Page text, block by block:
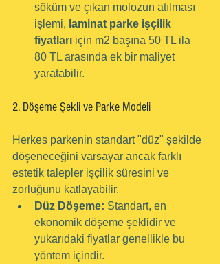
söküm ve çıkan molozun atılması
işlemi, laminat parke işçilik
fiyatları için m2 başına 50 TL ila
80 TL arasında ek bir maliyet
yaratabilir.
2. Döşeme Şekli ve Parke Modeli
Herkes parkenin standart "düz" şekilde
döşeneceğini varsayar ancak farklı
estetik talepler işçilik süresini ve
zorluğunu katlayabilir.
Düz Döşeme: Standart, en
ekonomik döşeme şeklidir ve
yukarıdaki fiyatlar genellikle bu
yöntem içindir.